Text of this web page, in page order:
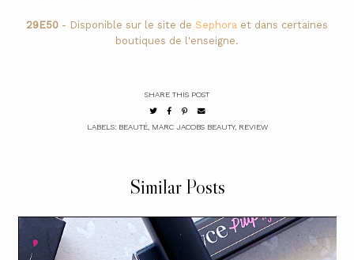
29E50 - Disponible sur le site de Sephora et dans certaines
boutiques de l'enseigne.
SHARE THIS POST
LABELS: BEAUTÉ, MARC JACOBS BEAUTY, REVIEW
Similar Posts